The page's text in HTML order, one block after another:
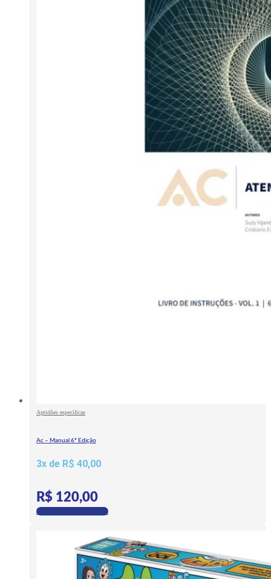
Aptidões específicas
Ac – Manual 6ª Edição
3x de R$ 40,00
R$ 120,00
Adicionar ao carrinho